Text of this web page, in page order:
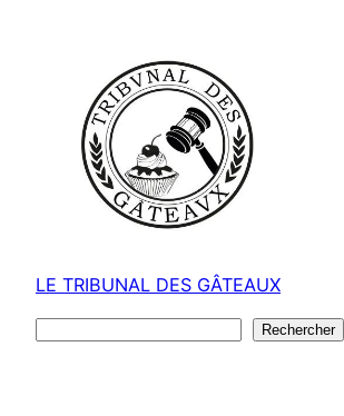
LE TRIBUNAL DES GÂTEAUX
Rechercher